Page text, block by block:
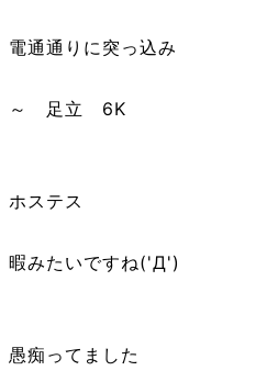
電通通りに突っ込み
～ 足立 6K
ホステス
暇みたいですね('Д')
愚痴ってました